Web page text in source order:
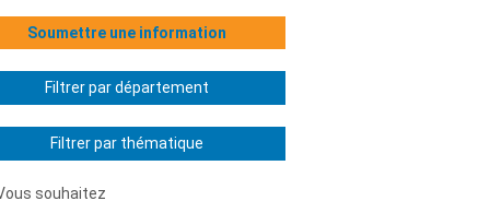
Soumettre une information
Filtrer par département
Filtrer par thématique
souhaitez